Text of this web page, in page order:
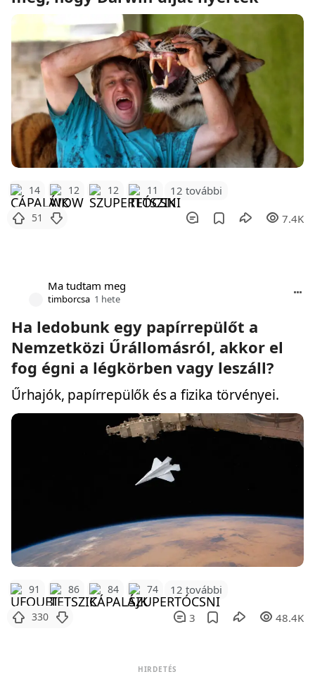
14 12 12 11 12 további
51 7.4K
Ma tudtam meg
timborcsa 1 hete
Ha ledobunk egy papírrepülőt a
Nemzetközi Űrállomásról, akkor el
fog égni a légkörben vagy leszáll?
Űrhajók, papírrepülők és a fizika törvényei.
91 86 84 74 12 további
330 3 48.4K
HIRDETÉS